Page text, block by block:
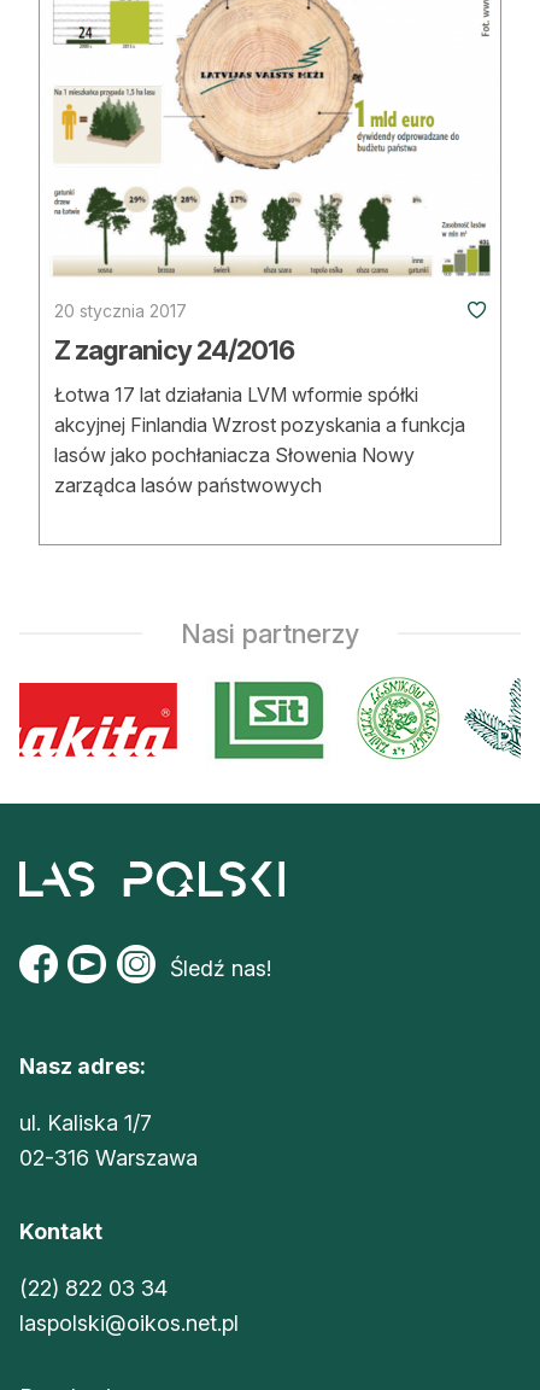
20 stycznia 2017
Z zagranicy 24/2016
Łotwa 17 lat działania LVM wformie spółki
akcyjnej Finlandia Wzrost pozyskania a funkcja
lasów jako pochłaniacza Słowenia Nowy
zarządca lasów państwowych
Nasi partnerzy
Śledź nas!
Nasz adres:
ul. Kaliska 1/7
02-316 Warszawa
Kontakt
(22) 822 03 34
laspolski@oikos.net.pl